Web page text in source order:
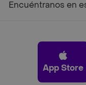
Encuéntranos en
App Store